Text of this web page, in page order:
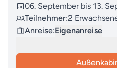
06. September bis 13.
Teilnehmer:2
Anreise:Eigenanreise